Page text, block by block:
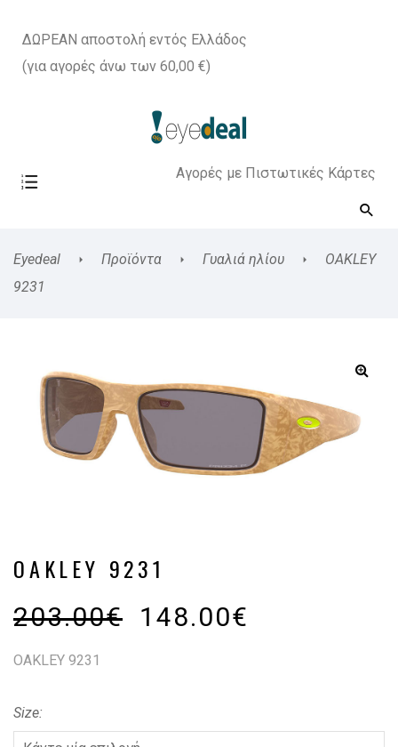
ΔΩΡΕΑΝ αποστολή εντός Ελλάδος
(για αγορές άνω των 60,00 €)
Αγορές με Πιστωτικές Κάρτες
Eyedeal Προϊόντα Γυαλιά ηλίου
OAKLEY
9231
OAKLEY 9231
203.00€ 148.00€
OAKLEY 9231
Size